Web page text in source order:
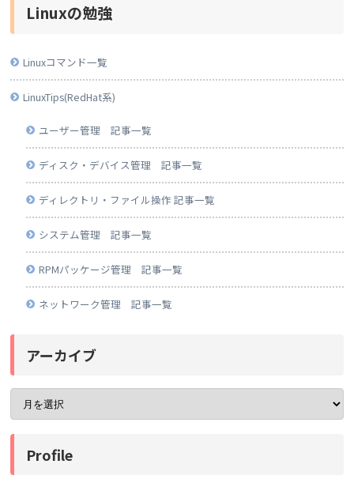
Linuxの勉強
Linuxコマンド一覧
LinuxTips(RedHat系)
ユーザー管理 記事一覧
ディスク・デバイス管理 記事一覧
ディレクトリ・ファイル操作 記事一覧
システム管理 記事一覧
RPMパッケージ管理 記事一覧
ネットワーク管理 記事一覧
アーカイブ
Profile